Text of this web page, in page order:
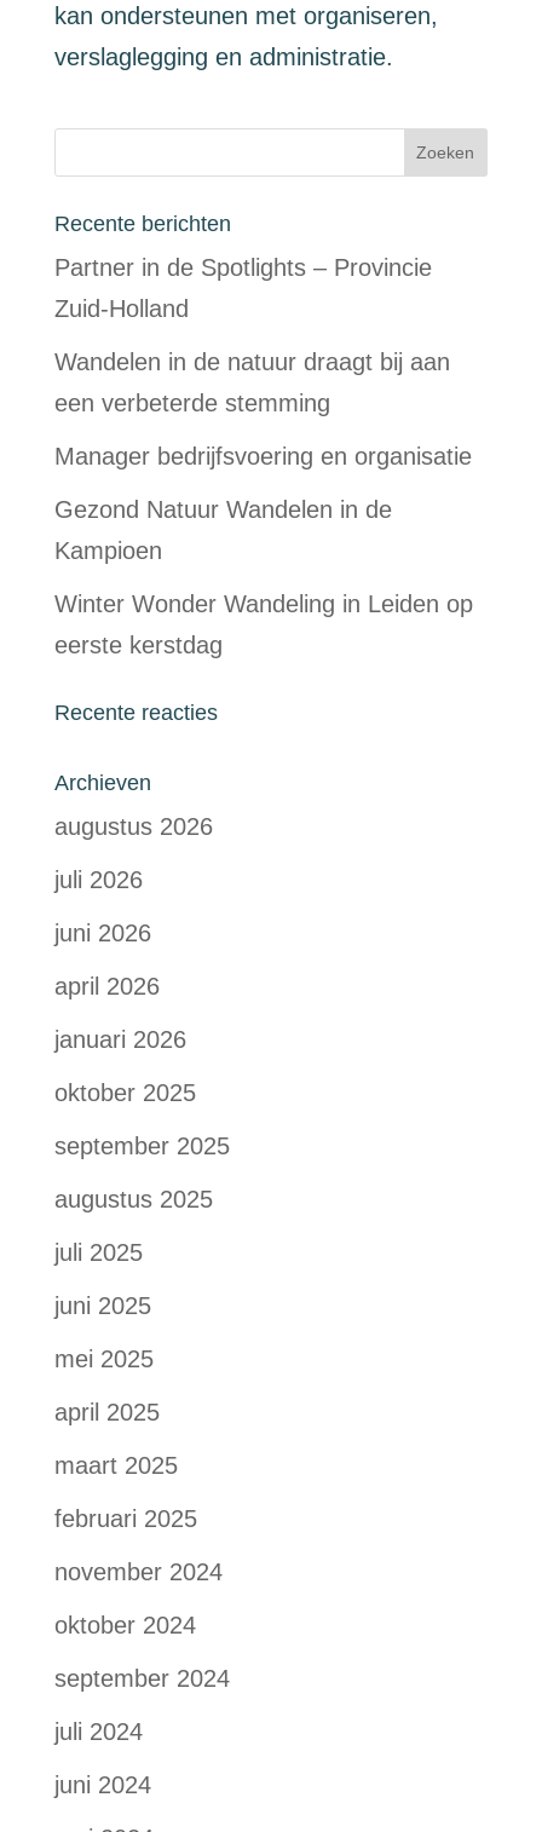
kan ondersteunen met organiseren,
verslaglegging en administratie.
Recente berichten
Partner in de Spotlights – Provincie
Zuid-Holland
Wandelen in de natuur draagt bij aan
een verbeterde stemming
Manager bedrijfsvoering en organisatie
Gezond Natuur Wandelen in de
Kampioen
Winter Wonder Wandeling in Leiden op
eerste kerstdag
Recente reacties
Archieven
augustus 2026
juli 2026
juni 2026
april 2026
januari 2026
oktober 2025
september 2025
augustus 2025
juli 2025
juni 2025
mei 2025
april 2025
maart 2025
februari 2025
november 2024
oktober 2024
september 2024
juli 2024
juni 2024